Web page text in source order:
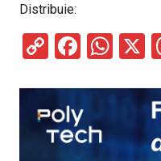
Distribuie:
C
py
Li
n
F
ce
b
o
W
at
s
A
X